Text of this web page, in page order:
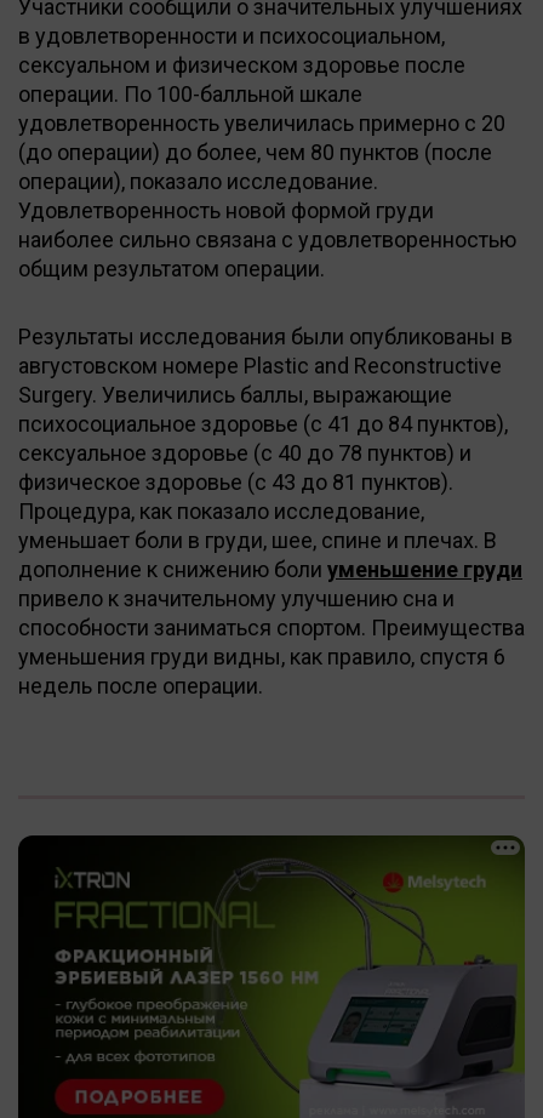
Участники сообщили о значительных улучшениях
в удовлетворенности и психосоциальном,
сексуальном и физическом здоровье после
операции. По 100-балльной шкале
удовлетворенность увеличилась примерно с 20
(до операции) до более, чем 80 пунктов (после
операции), показало исследование.
Удовлетворенность новой формой груди
наиболее сильно связана с удовлетворенностью
общим результатом операции.
Результаты исследования были опубликованы в
августовском номере Plastic and Reconstructive
Surgery. Увеличились баллы, выражающие
психосоциальное здоровье (с 41 до 84 пунктов),
сексуальное здоровье (с 40 до 78 пунктов) и
физическое здоровье (с 43 до 81 пунктов).
Процедура, как показало исследование,
уменьшает боли в груди, шее, спине и плечах. В
дополнение к снижению боли уменьшение груди
привело к значительному улучшению сна и
способности заниматься спортом. Преимущества
уменьшения груди видны, как правило, спустя 6
недель после операции.